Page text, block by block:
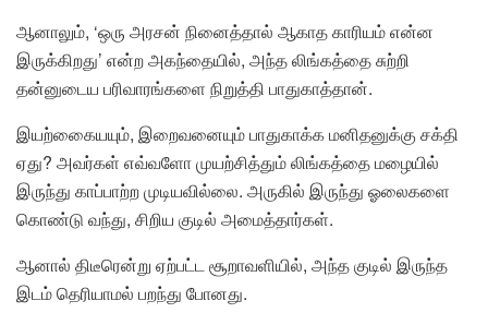
ஆனாலும், ‘ஒரு அரசன் நினைத்தால் ஆகாத காரியம் என்ன
இருக்கிறது’ என்ற அகந்தையில், அந்த லிங்கத்தை சுற்றி
தன்னுடைய பரிவாரங்களை நிறுத்தி பாதுகாத்தான்.
இயற்கைையயும், இறைவனையும் பாதுகாக்க மனிதனுக்கு சக்தி
ஏது? அவர்கள் எவ்வளோ முயற்சித்தும் லிங்கத்தை மழையில்
இருந்து காப்பாற்ற முடியவில்லை. அருகில் இருந்து ஓலைகளை
கொண்டு வந்து, சிறிய குடில் அமைத்தார்கள்.
ஆனால் திடீரென்று ஏற்பட்ட சூறாவளியில், அந்த குடில் இருந்த
இடம் தெரியாமல் பறந்து போனது.